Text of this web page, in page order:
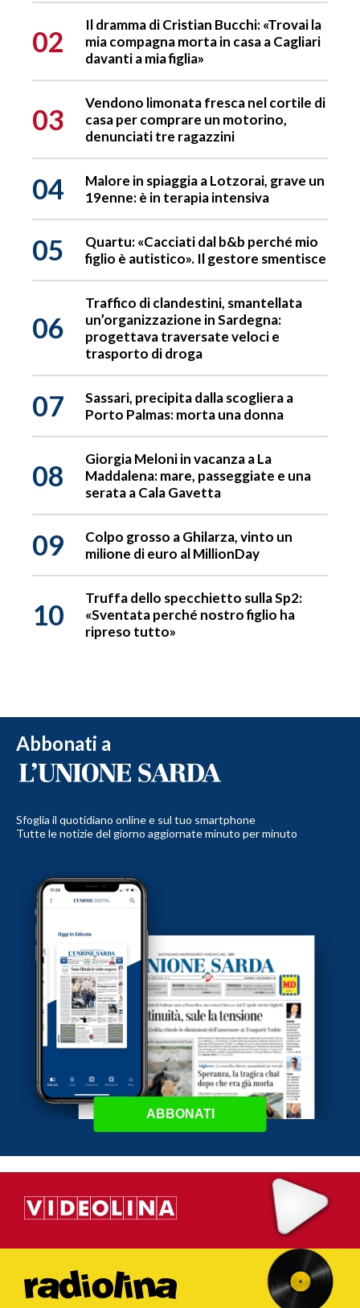
02
Il dramma di Cristian Bucchi: «Trovai la
mia compagna morta in casa a Cagliari
davanti a mia figlia»
03
Vendono limonata fresca nel cortile di
casa per comprare un motorino,
denunciati tre ragazzini
04
Malore in spiaggia a Lotzorai, grave un
19enne: è in terapia intensiva
05
Quartu: «Cacciati dal b&b perché mio
figlio è autistico». Il gestore smentisce
06
Traffico di clandestini, smantellata
un’organizzazione in Sardegna:
progettava traversate veloci e
trasporto di droga
07
Sassari, precipita dalla scogliera a
Porto Palmas: morta una donna
08
Giorgia Meloni in vacanza a La
Maddalena: mare, passeggiate e una
serata a Cala Gavetta
09
Colpo grosso a Ghilarza, vinto un
milione di euro al MillionDay
10
Truffa dello specchietto sulla Sp2:
«Sventata perché nostro figlio ha
ripreso tutto»
Abbonati a
Sfoglia il quotidiano online e sul tuo smartphone
Tutte le notizie del giorno aggiornate minuto per minuto
ABBONATI